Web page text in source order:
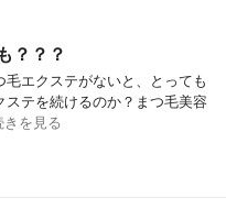
？？？
エクステがないと、とっても
テを続けるのか？まつ毛美容
きを見る